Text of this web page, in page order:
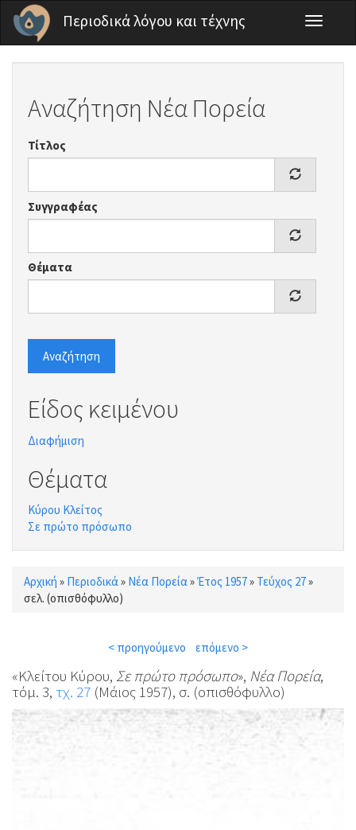
Παράκαμψη προς το κυρίως περιεχόμενο
Περιοδικά λόγου και τέχνης
Toggle
Αναζήτηση Νέα Πορεία
Τίτλος
Συγγραφέας
Θέματα
Αναζήτηση
Είδος κειμένου
Διαφήμιση
Θέματα
Κύρου Κλείτος
Σε πρώτο πρόσωπο
Είστε εδώ
Αρχική » Περιοδικά» Νέα Πορεία»Έτος 1957» Τεύχος 27»
σελ. (οπισθόφυλλο)
< προηγούμενο επόμενο >
«Κλείτου Κύρου, Σε πρώτο πρόσωπο», Νέα Πορεία,
τόμ. 3, τχ. 27 (Μάιος 1957), σ. (οπισθόφυλλο)